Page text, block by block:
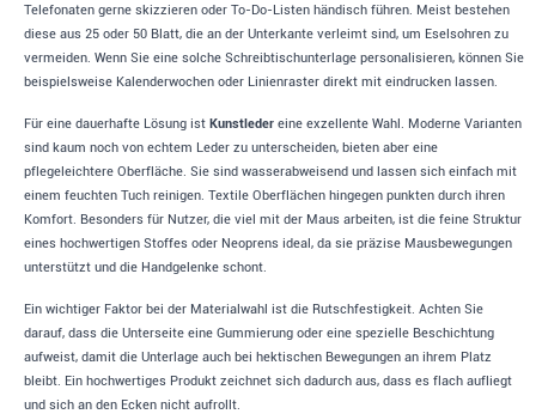
Telefonaten gerne skizzieren oder To-Do-Listen händisch führen. Meist bestehen
diese aus 25 oder 50 Blatt, die an der Unterkante verleimt sind, um Eselsohren zu
vermeiden. Wenn Sie eine solche Schreibtischunterlage personalisieren, können Sie
beispielsweise Kalenderwochen oder Linienraster direkt mit eindrucken lassen.
Für eine dauerhafte Lösung ist Kunstleder eine exzellente Wahl. Moderne Varianten
sind kaum noch von echtem Leder zu unterscheiden, bieten aber eine
pflegeleichtere Oberfläche. Sie sind wasserabweisend und lassen sich einfach mit
einem feuchten Tuch reinigen. Textile Oberflächen hingegen punkten durch ihren
Komfort. Besonders für Nutzer, die viel mit der Maus arbeiten, ist die feine Struktur
eines hochwertigen Stoffes oder Neoprens ideal, da sie präzise Mausbewegungen
unterstützt und die Handgelenke schont.
Ein wichtiger Faktor bei der Materialwahl ist die Rutschfestigkeit. Achten Sie
darauf, dass die Unterseite eine Gummierung oder eine spezielle Beschichtung
aufweist, damit die Unterlage auch bei hektischen Bewegungen an ihrem Platz
bleibt. Ein hochwertiges Produkt zeichnet sich dadurch aus, dass es flach aufliegt
und sich an den Ecken nicht aufrollt.